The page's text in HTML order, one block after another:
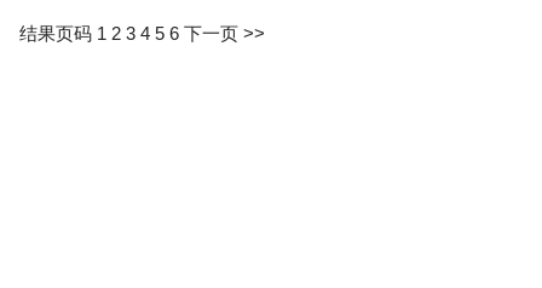
结果页码 1 2 3 4 5 6 下一页 >>